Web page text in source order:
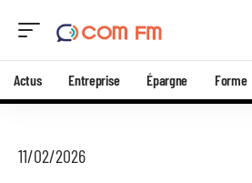
Actus Entreprise Épargne Forme
11/02/2026